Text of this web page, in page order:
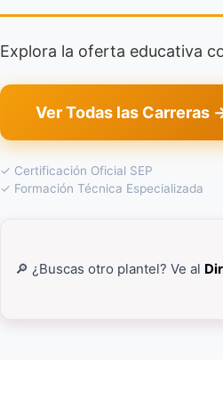
Explora la oferta educativa
Ver Todas las Carreras
✓ Certificación Oficial SEP
✓ Formación Técnica Especializada
🔎 ¿Buscas otro plantel? Ve al